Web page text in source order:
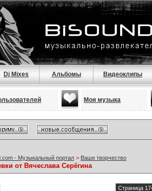
Dj Mixes Альбомы Видеоклипы
Моя музыка
- Музыкальный портал > Ваше творчество
от Вячеслава Серёгина
Страница